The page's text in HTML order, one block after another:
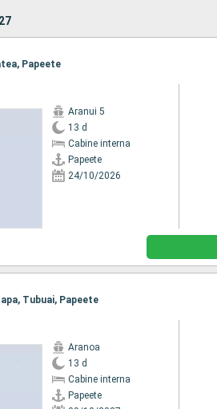
Papeete
Aranui 5
13 d
Cabine interna
Papeete
24/10/2026
Tubuai, Papeete
Aranoa
13 d
Cabine interna
Papeete